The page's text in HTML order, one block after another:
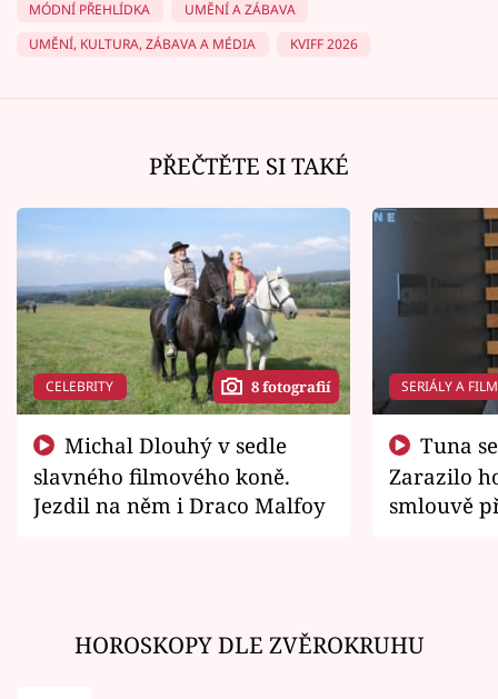
MÓDNÍ PŘEHLÍDKA
UMĚNÍ A ZÁBAVA
UMĚNÍ, KULTURA, ZÁBAVA A MÉDIA
KVIFF 2026
PŘEČTĚTE SI TAKÉ
CELEBRITY 8 fotografií
slavného filmového koně.
Jezdil na něm i Draco Malfoy
SERIÁLY A
Zarazilo
smlouvě
HOROSKOPY DLE ZVĚROKRUHU